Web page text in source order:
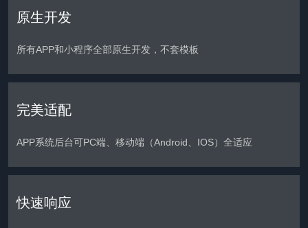
原生开发
所有APP和小程序全部原生开发，不套模板
完美适配
APP系统后台可PC端、移动端（Android、IOS）全适应
快速响应